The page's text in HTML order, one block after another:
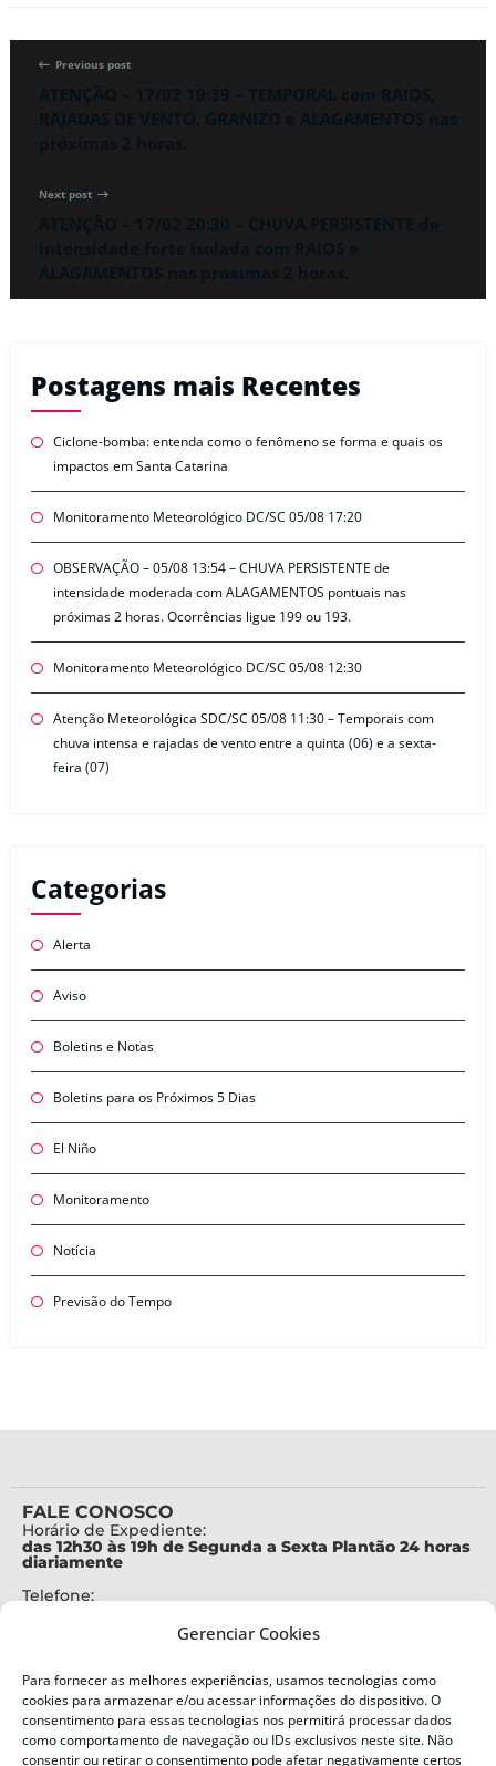
Gerenciar Cookies
Para fornecer as melhores experiências, usamos tecnologias como
cookies para armazenar e/ou acessar informações do dispositivo. O
consentimento para essas tecnologias nos permitirá processar dados
como comportamento de navegação ou IDs exclusivos neste site. Não
consentir ou retirar o consentimento pode afetar negativamente certos
Previous post
Next post
Postagens mais Recentes
Ciclone-bomba: entenda como o fenômeno se forma e quais os
impactos em Santa Catarina
Monitoramento Meteorológico DC/SC 05/08 17:20
OBSERVAÇÃO – 05/08 13:54 – CHUVA PERSISTENTE de
intensidade moderada com ALAGAMENTOS pontuais nas
próximas 2 horas. Ocorrências ligue 199 ou 193.
Monitoramento Meteorológico DC/SC 05/08 12:30
Atenção Meteorológica SDC/SC 05/08 11:30 – Temporais com
chuva intensa e rajadas de vento entre a quinta (06) e a sexta-
feira (07)
Categorias
Alerta
Aviso
Boletins e Notas
Boletins para os Próximos 5 Dias
El Niño
Monitoramento
Notícia
Previsão do Tempo
FALE CONOSCO
Horário de Expediente:
das 12h30 às 19h de Segunda a Sexta Plantão 24 horas
diariamente
Telefone:
Alertas Defesa Civil:
SMS 40199
ENDEREÇO